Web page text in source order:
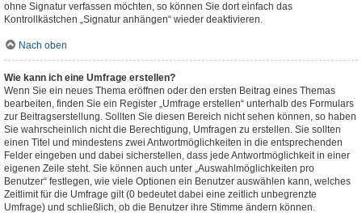
ohne Signatur verfassen möchten, so können Sie dort einfach das
Kontrollkästchen „Signatur anhängen“ wieder deaktivieren.
Nach oben
Wie kann ich eine Umfrage erstellen?
Wenn Sie ein neues Thema eröffnen oder den ersten Beitrag eines Themas
bearbeiten, finden Sie ein Register „Umfrage erstellen“ unterhalb des Formulars
zur Beitragserstellung. Sollten Sie diesen Bereich nicht sehen können, so haben
Sie wahrscheinlich nicht die Berechtigung, Umfragen zu erstellen. Sie sollten
einen Titel und mindestens zwei Antwortmöglichkeiten in die entsprechenden
Felder eingeben und dabei sicherstellen, dass jede Antwortmöglichkeit in einer
eigenen Zeile steht. Sie können auch unter „Auswahlmöglichkeiten pro
Benutzer“ festlegen, wie viele Optionen ein Benutzer auswählen kann, welches
Zeitlimit für die Umfrage gilt (0 bedeutet dabei eine zeitlich unbegrenzte
Umfrage) und schließlich, ob die Benutzer ihre Stimme ändern können.